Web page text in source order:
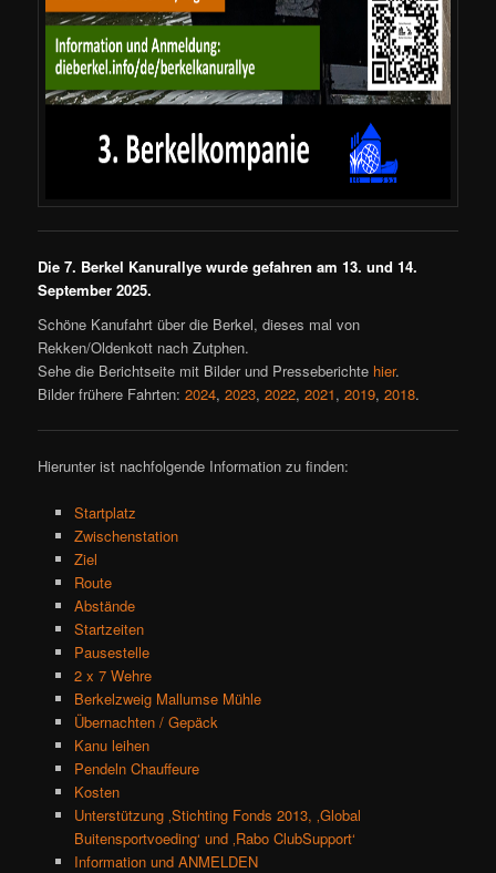
Die 7. Berkel Kanurallye wurde gefahren am 13. und 14.
September 2025.
Schöne Kanufahrt über die Berkel, dieses mal von
Rekken/Oldenkott nach Zutphen.
Sehe die Berichtseite mit Bilder und Presseberichte hier.
Bilder frühere Fahrten:2024,2023,2022,2021,2019,2018.
Hierunter ist nachfolgende Information zu finden:
Startplatz
Zwischenstation
Ziel
Route
Abstände
Startzeiten
Pausestelle
2 x 7 Wehre
Berkelzweig Mallumse Mühle
Übernachten / Gepäck
Kanu leihen
Pendeln Chauffeure
Kosten
Unterstützung ‚Stichting Fonds 2013, ‚Global
Buitensportvoeding‘ und ‚Rabo ClubSupport‘
Information und ANMELDEN